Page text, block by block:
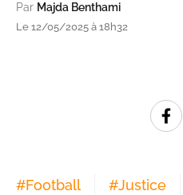
Par Majda Benthami
Le 12/05/2025 à 18h32
#Football #Justice